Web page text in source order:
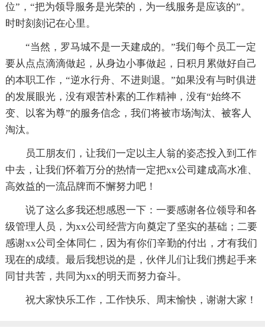
位”，“把为领导服务是光荣的，为一线服务是应该的”。
时时刻刻记在心里。
“当然，罗马城不是一天建成的。”我们每个员工一定
要从点点滴滴做起，从身边小事做起，日积月累做好自己
的本职工作，“逆水行舟、不进则退。”如果没有与时俱进
的发展眼光，没有艰苦朴素的工作精神，没有“始终不
变、以客为尊”的服务信念，我们将被市场淘汰、被客人
淘汰。
员工朋友们，让我们一定以主人翁的姿态投入到工作
中去，让我们怀着万分的热情一定把xx公司建成高水准、
高效益的一流品牌而不懈努力吧！
说了这么多我还想感恩一下：一要感谢各位领导和各
级管理人员，为xx公司经营方向奠定了坚实的基础；二要
感谢xx公司全体同仁，因为有你们辛勤的付出，才有我们
现在的成绩。最后我想说的是，伙伴儿们让我们携起手来
同甘共苦，共同为xx的明天而努力奋斗。
祝大家快乐工作，工作快乐、周末愉快，谢谢大家！